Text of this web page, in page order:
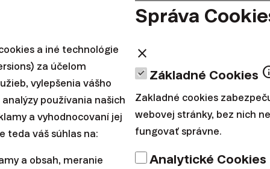
prietokový pilier, kde sa peniaze vybrané v jednom
mesiaca prerozdeľujú na starobné
úspor, vyplatí sa z neho iba toľko
pretože si v ňom každý sporí na svoj dôchodok
investujú na finančných trhoch a hlavne
kolená vybrať viac úspor, ako ste doňho vložili.
a iné technológie
za účelom
vylepšenia vášho
používania našich
a vyhodnocovaní jej
teda váš súhlas na:
a obsah, meranie
Správa
close
Základné Cookies
Zakladné cookies
webovej stránky, bez nich
fungovať správne.
Analytické Cookies